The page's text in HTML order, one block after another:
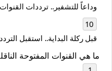
وداعاً للتشفير.. ترددات القنوات
قبل ركلة البداية.. استقبل الترددات
ما هي القنوات المفتوحة الناقلة